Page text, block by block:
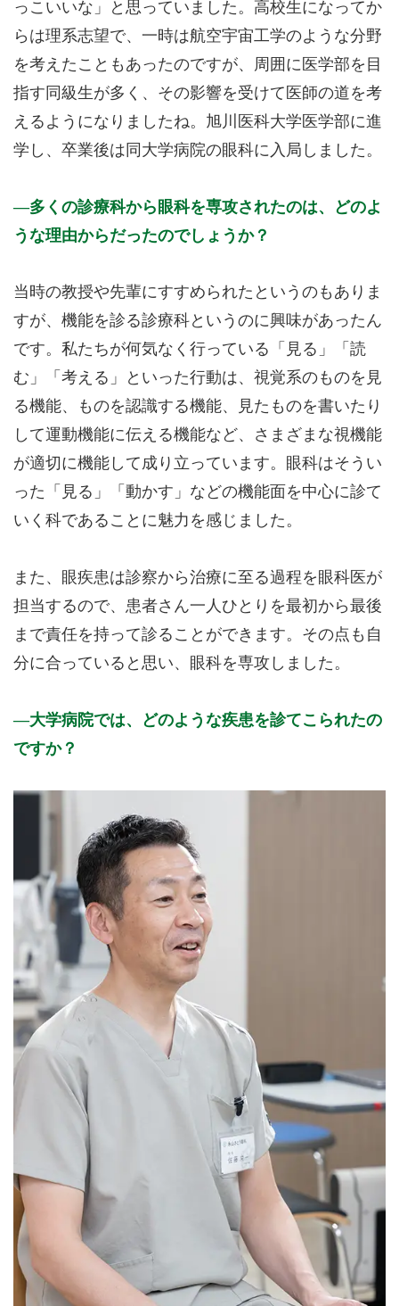
っこいいな」と思っていました。高校生になってか
らは理系志望で、一時は航空宇宙工学のような分野
を考えたこともあったのですが、周囲に医学部を目
指す同級生が多く、その影響を受けて医師の道を考
えるようになりましたね。旭川医科大学医学部に進
学し、卒業後は同大学病院の眼科に入局しました。
多くの診療科から眼科を専攻されたのは、どのよ
うな理由からだったのでしょうか？
当時の教授や先輩にすすめられたというのもありま
すが、機能を診る診療科というのに興味があったん
です。私たちが何気なく行っている「見る」「読
む」「考える」といった行動は、視覚系のものを見
る機能、ものを認識する機能、見たものを書いたり
して運動機能に伝える機能など、さまざまな視機能
が適切に機能して成り立っています。眼科はそうい
った「見る」「動かす」などの機能面を中心に診て
いく科であることに魅力を感じました。
また、眼疾患は診察から治療に至る過程を眼科医が
担当するので、患者さん一人ひとりを最初から最後
まで責任を持って診ることができます。その点も自
分に合っていると思い、眼科を専攻しました。
大学病院では、どのような疾患を診てこられたの
ですか？